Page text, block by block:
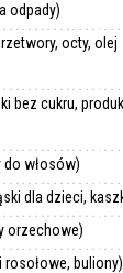
odpady)
octy, olej
bez cukru,
do włosów)
dla dzieci,
orzechowe)
rosołowe, buliony)